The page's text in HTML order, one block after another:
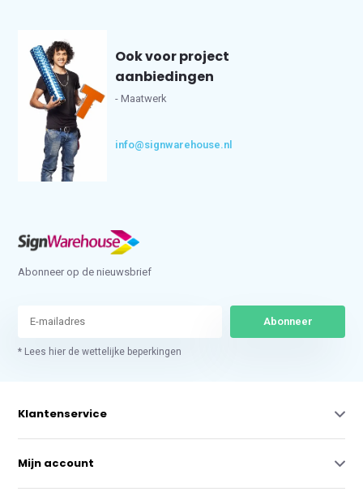
Ook voor project
aanbiedingen
- Maatwerk
info@signwarehouse.nl
Abonneer op de nieuwsbrief
Abonneer
* Lees hier de wettelijke beperkingen
Klantenservice
Mijn account